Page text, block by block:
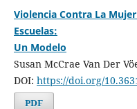
Violencia Contra La
Escuelas:
Un Modelo
Susan McCrae Van Der
DOI: https://doi.org/
PDF